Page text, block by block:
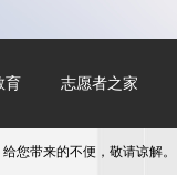
育 志愿者之家
来的不便，敬请谅解。